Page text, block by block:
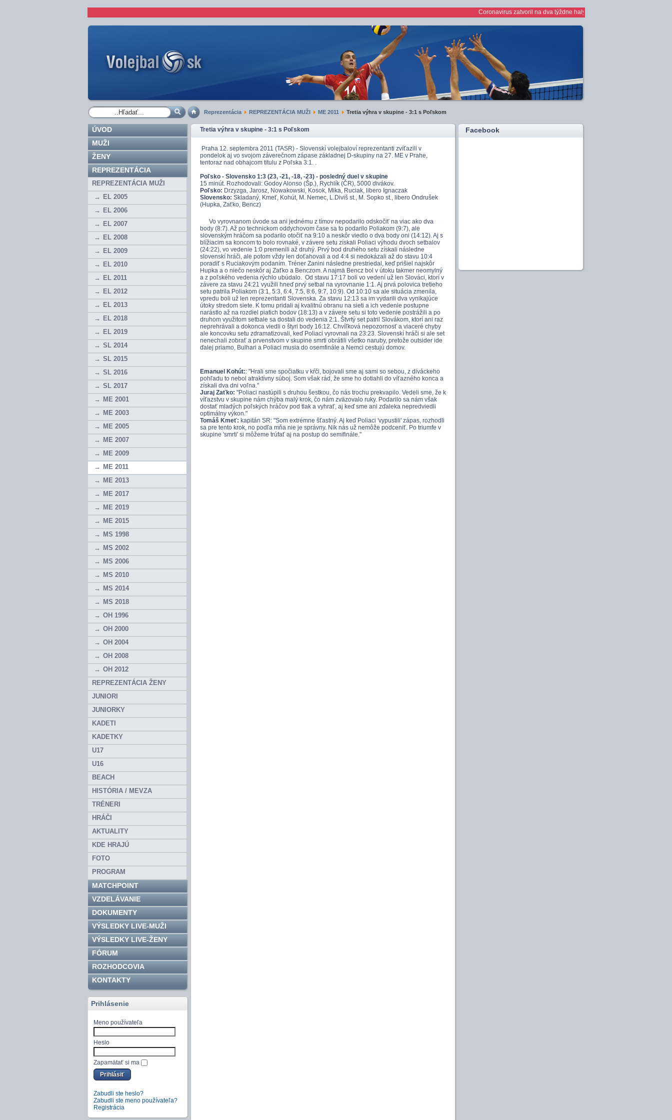
Coronavirus zatvoril na dva týždne haly *** 1/2 finále play off žien ***
Reprezentácia REPREZENTÁCIA MUŽI ME 2011 Tretia výhra v skupine - 3:1 s Poľskom
ÚVOD
MUŽI
ŽENY
REPREZENTÁCIA
REPREZENTÁCIA MUŽI
EL 2005
EL 2006
EL 2007
EL 2008
EL 2009
EL 2010
EL 2011
EL 2012
EL 2013
EL 2018
EL 2019
SL 2014
SL 2015
SL 2016
SL 2017
ME 2001
ME 2003
ME 2005
ME 2007
ME 2009
ME 2011
ME 2013
ME 2017
ME 2019
ME 2015
MS 1998
MS 2002
MS 2006
MS 2010
MS 2014
MS 2018
OH 1996
OH 2000
OH 2004
OH 2008
OH 2012
REPREZENTÁCIA ŽENY
JUNIORI
JUNIORKY
KADETI
KADETKY
U17
U16
BEACH
HISTÓRIA / MEVZA
TRÉNERI
HRÁČI
AKTUALITY
KDE HRAJÚ
FOTO
PROGRAM
MATCHPOINT
VZDELÁVANIE
DOKUMENTY
VÝSLEDKY LIVE-MUŽI
VÝSLEDKY LIVE-ŽENY
FÓRUM
ROZHODCOVIA
KONTAKTY
Prihlásenie
Meno používateľa
Heslo
Zapamätať si ma
Zabudli ste heslo?
Zabudli ste meno používateľa?
Registrácia
Tretia výhra v skupine - 3:1 s Poľskom
Praha 12. septembra 2011 (TASR) - Slovenskí volejbaloví reprezentanti zvíťazili v
pondelok aj vo svojom záverečnom zápase základnej D-skupiny na 27. ME v Prahe,
tentoraz nad obhajcom titulu z Poľska 3:1. .
Poľsko - Slovensko 1:3 (23, -21, -18, -23) - posledný duel v skupine
15 minút. Rozhodovali: Godoy Alonso (Šp.), Rychlík (ČR), 5000 divákov.
Poľsko: Drzyzga, Jarosz, Nowakowski, Kosok, Mika, Ruciak, libero Ignaczak
Slovensko: Skladaný, Kmeť, Kohút, M. Nemec, L.Diviš st., M. Sopko st., libero Ondrušek
(Hupka, Zaťko, Bencz)
Vo vyrovnanom úvode sa ani jednému z tímov nepodarilo odskočiť na viac ako dva
body (8:7). Až po technickom oddychovom čase sa to podarilo Poliakom (9:7), ale
slovenským hráčom sa podarilo otočiť na 9:10 a neskôr viedlo o dva body oni (14:12). Aj s
blížiacim sa koncom to bolo rovnaké, v závere setu získali Poliaci výhodu dvoch setbalov
(24:22), vo vedenie 1:0 premenili až druhý. Prvý bod druhého setu získali následne
slovenskí hráči, ale potom vždy len doťahovali a od 4:4 si nedokázali až do stavu 10:4
poradiť s Ruciakovým podaním. Tréner Zanini následne prestriedal, keď prišiel najskôr
Hupka a o niečo neskôr aj Zaťko a Benczom. A najmä Bencz bol v útoku takmer neomylný
a z poľského vedenia rýchlo ubúdalo. Od stavu 17:17 boli vo vedení už len Slováci, ktorí v
závere za stavu 24:21 využili hneď prvý setbal na vyrovnanie 1:1. Aj prvá polovica tretieho
setu patrila Poliakom (3:1, 5:3, 6:4, 7:5, 8:6, 9:7, 10:9). Od 10:10 sa ale situácia zmenila,
vpredu boli už len reprezentanti Slovenska. Za stavu 12:13 sa im vydarili dva vynikajúce
útoky stredom siete. K tomu pridali aj kvalitnú obranu na sieti a ich vedenie postupne
narástlo až na rozdiel piatich bodov (18:13) a v závere setu si toto vedenie postrážili a po
druhom využitom setbale sa dostali do vedenia 2:1. Štvrtý set patril Slovákom, ktorí ani raz
neprehrávali a dokonca viedli o štyri body 16:12. Chvíľková nepozornosť a viaceré chyby
ale koncovku setu zdramatizovali, keď Poliaci vyrovnali na 23:23. Slovenskí hráči si ale set
nenechali zobrať a prvenstvom v skupine smrti obrátili všetko naruby, pretože outsider ide
ďalej priamo, Bulhari a Poliaci musia do osemfinále a Nemci cestujú domov.
Emanuel Kohút:: "Hrali sme spočiatku v kŕči, bojovali sme aj sami so sebou, z diváckeho
pohľadu to nebol atraktívny súboj. Som však rád, že sme ho dotiahli do víťazného konca a
získali dva dni voľna."
Juraj Zaťko: "Poliaci nastúpili s druhou šestkou, čo nás trochu prekvapilo. Vedeli sme, že k
víťazstvu v skupine nám chýba malý krok, čo nám zväzovalo ruky. Podarilo sa nám však
dostať mladých poľských hráčov pod tlak a vyhrať, aj keď sme ani zďaleka nepredviedli
optimálny výkon."
Tomáš Kmeť: kapitán SR: "Som extrémne šťastný. Aj keď Poliaci 'vypustili' zápas, rozhodli
sa pre tento krok, no podľa mňa nie je správny. Nik nás už nemôže podceniť. Po triumfe v
skupine 'smrti' si môžeme trúfať aj na postup do semifinále."
Facebook